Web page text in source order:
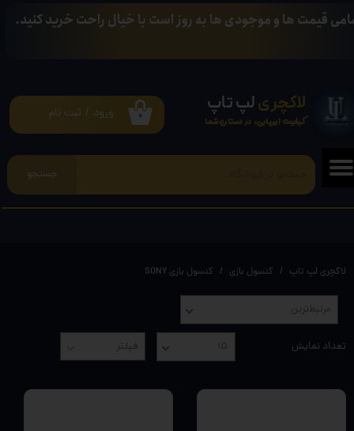
لاکچریلپ تاپ
کیفیت اروپایی، در دستان شما
جستجو
۰ ورود / ثبت نام
حساب کاربری من
سفارشات
قیمت ها و موجودی ها به روز است با خیال راحت خرید کنید.
لاکچری لپ تاپ کنسول بازی کنسول بازی SONY
مرتبط‌ترین
تعداد نمایش ۱۵